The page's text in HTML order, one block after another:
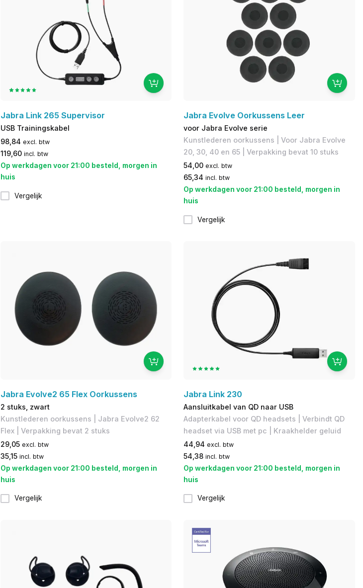
Jabra Link 265 Supervisor
USB Trainingskabel
98,84 excl. btw
119,60 incl. btw
Op werkdagen voor 21:00 besteld, morgen in
huis
Vergelijk
Jabra Evolve Oorkussens Leer
voor Jabra Evolve serie
Kunstlederen oorkussens | Voor Jabra Evolve
20, 30, 40 en 65 | Verpakking bevat 10 stuks
54,00 excl. btw
65,34 incl. btw
Op werkdagen voor 21:00 besteld, morgen in
huis
Vergelijk
Jabra Evolve2 65 Flex Oorkussens
2 stuks, zwart
Kunstlederen oorkussens | Jabra Evolve2 62
Flex | Verpakking bevat 2 stuks
29,05 excl. btw
35,15 incl. btw
Op werkdagen voor 21:00 besteld, morgen in
huis
Vergelijk
Jabra Link 230
Aansluitkabel van QD naar USB
Adapterkabel voor QD headsets | Verbindt QD
headset via USB met pc | Kraakhelder geluid
44,94 excl. btw
54,38 incl. btw
Op werkdagen voor 21:00 besteld, morgen in
huis
Vergelijk